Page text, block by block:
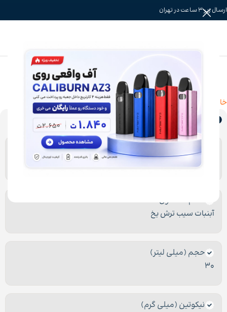
ارسال زیر 3 ساعت در تهران
خانه سالت نیکوتین سالت نیکوتین راتلس
خلاصه‌ای از محصول
برند
RUTHLESS
طعم محصول
آبنبات سیب ترش یخ
حجم (میلی لیتر)
30
نیکوتین (میلی گرم)